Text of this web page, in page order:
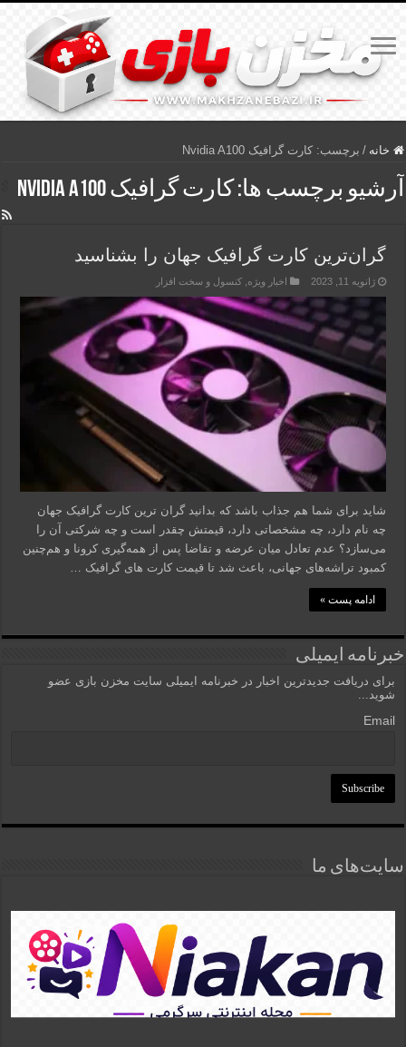
خانه / برچسب:کارت گرافیک Nvidia A100
آرشیو برچسب ها: کارت گرافیک Nvidia A100
گران‌ترین کارت گرافیک جهان را بشناسید
ژانویه 11, 2023 اخبار ویژه,کنسول و سخت افزار
شاید برای شما هم جذاب باشد که بدانید گران ترین کارت گرافیک جهان
چه نام دارد، چه مشخصاتی دارد، قیمتش چقدر است و چه شرکتی آن را
می‌سازد؟ عدم تعادل میان عرضه و تقاضا پس از همه‌گیری کرونا و هم‌چنین
کمبود تراشه‌های جهانی، باعث شد تا قیمت کارت های گرافیک …
ادامه پست »
خبرنامه ایمیلی
برای دریافت جدیدترین اخبار در خبرنامه ایمیلی سایت مخزن بازی عضو
شوید...
Email
سایت‌های ما